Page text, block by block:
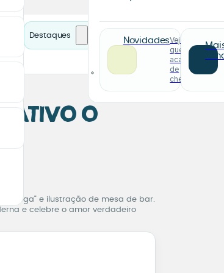
Destaques
NovidadesVeja o
que
acabou
de
chegar
O
é brega” e ilustração de mesa de bar.
e celebre o amor verdadeiro